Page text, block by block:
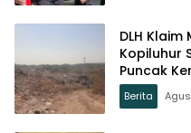
DLH
Kopiluhur
Puncak
Berita